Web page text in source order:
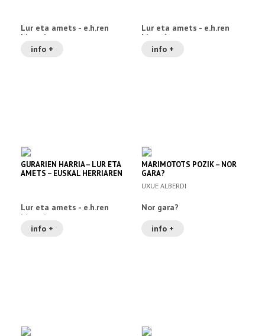
Lur eta amets - e.h.ren
historia
info +
Lur eta amets - e.h.ren
historia
info +
GURARIEN HARRIA – LUR ETA
AMETS – EUSKAL HERRIAREN
Lur eta amets - e.h.ren
historia
info +
MARIMOTOTS POZIK – NOR
GARA?
UXUE ALBERDI
Nor gara?
info +